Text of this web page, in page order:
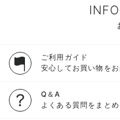
ご利用ガイド
安心してお買い物を
Q＆A
よくある質問をまと